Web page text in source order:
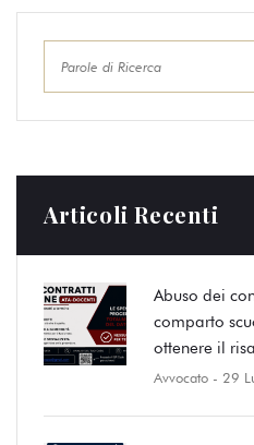
Articoli Recenti
Abuso dei
comparto
ottenere il
Avvocato - 29